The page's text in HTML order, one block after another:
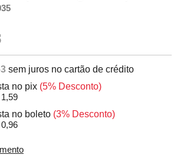
sem juros no cartão de crédito
no pix (5% Desconto)
no boleto (3% Desconto)